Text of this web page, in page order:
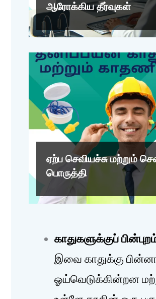
ஆரோக்கிய தீர்வுகள்
ஏற்ப செவியச்சு மற்றும்
பொருத்தி
காதுகளுக்குப்
இவை காதுக்கு
ஓய்வெடுக்கின்றன